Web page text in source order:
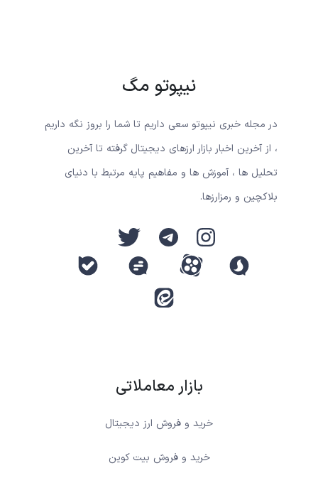
نیپوتو مگ
در مجله خبری نیپوتو سعی داریم تا شما را بروز نگه داریم
، از آخرین اخبار بازار ارزهای دیجیتال گرفته تا آخرین
تحلیل ها ، آموزش ها و مفاهیم پایه مرتبط با دنیای
بلاکچین و رمزارزها.
بازار معاملاتی
خرید و فروش ارز دیجیتال
خرید و فروش بیت کوین